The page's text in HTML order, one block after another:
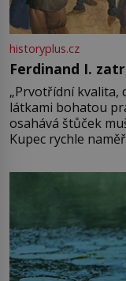
historyplus.cz
Ferdinand I.
„Prvotřídní kvalita,
látkami bohatou
osahává štůček
Kupec rychle
milostpaní. Stačí
množství růžového
Vezme do ruky